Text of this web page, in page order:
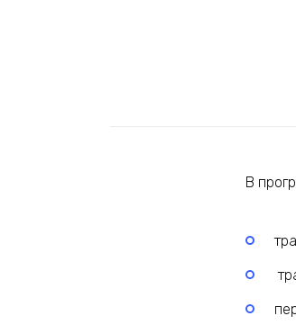
В